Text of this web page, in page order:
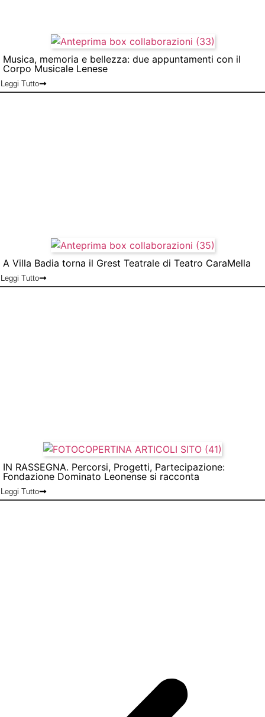
Musica, memoria e bellezza: due appuntamenti con il
Corpo Musicale Lenese
Leggi Tutto
A Villa Badia torna il Grest Teatrale di Teatro CaraMella
Leggi Tutto
IN RASSEGNA. Percorsi, Progetti, Partecipazione:
Fondazione Dominato Leonense si racconta
Leggi Tutto